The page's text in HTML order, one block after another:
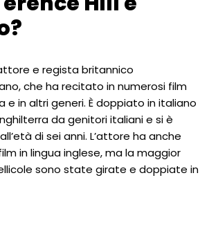
e regista britannico
che ha recitato in numerosi film
e in altri generi. È doppiato in italiano
da genitori italiani e si è
di sei anni. L’attore ha anche
in lingua inglese, ma la maggior
sono state girate e doppiate in